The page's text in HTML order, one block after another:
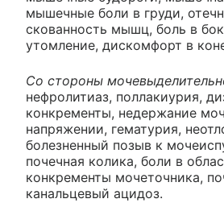
мышечные боли в груди,
скованность мышц, боль в
утомление, дискомфорт в
Со стороны
нефролитиаз, поллакиурия,
конкременты, недержание
напряжении, гематурия,
болезненный позыв к
почечная колика, боли в
конкременты мочеточника,
канальцевый ацидоз.